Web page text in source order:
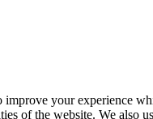
your experience
of the website. We also